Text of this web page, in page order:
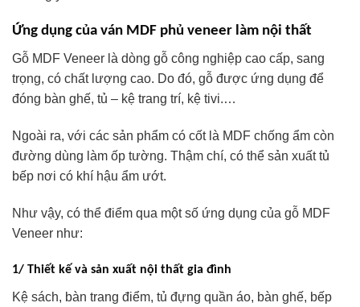
Ứng dụng của ván MDF phủ veneer làm nội thất
Gỗ MDF Veneer là dòng gỗ công nghiệp cao cấp, sang
trọng, có chất lượng cao. Do đó, gỗ được ứng dụng để
đóng bàn ghế, tủ – kệ trang trí, kệ tivi.…
Ngoài ra, với các sản phẩm có cốt là MDF chống ẩm còn
đường dùng làm ốp tường. Thậm chí, có thể sản xuất tủ
bếp nơi có khí hậu ẩm ướt.
Như vậy, có thể điểm qua một số ứng dụng của gỗ MDF
Veneer như:
1/ Thiết kế và sản xuất nội thất gia đình
Kệ sách, bàn trang điểm, tủ đựng quần áo, bàn ghế, bếp